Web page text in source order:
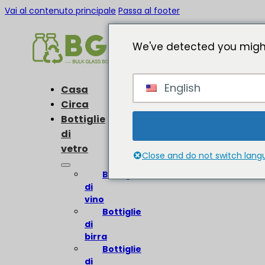
Vai al contenuto principale Passa al footer
Casa
Circa
Bottiglie
di
vetro
Bottiglie
di
vino
Bottiglie
di
birra
Bottiglie
di
We've detected you
English
Close and do not switch